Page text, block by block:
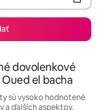
dovolenkové
el bacha
sú vysoko hodnotené
a ďalších aspektov.